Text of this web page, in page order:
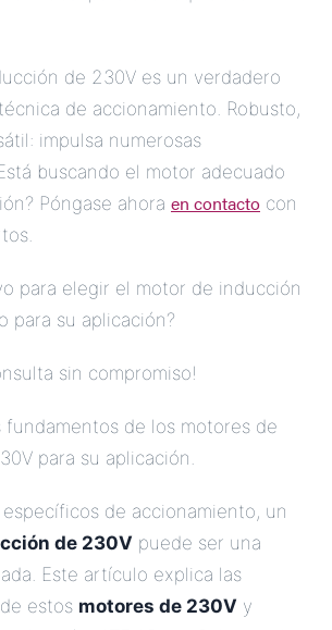
de 230V es un verdadero
de accionamiento. Robusto,
impulsa numerosas
buscando el motor adecuado
Póngase ahora en contacto con
para elegir el motor de inducción
para su aplicación?
sin compromiso!
fundamentos de los motores de
para su aplicación.
de accionamiento, un
de 230V puede ser una
Este artículo explica las
estos motores de 230V y